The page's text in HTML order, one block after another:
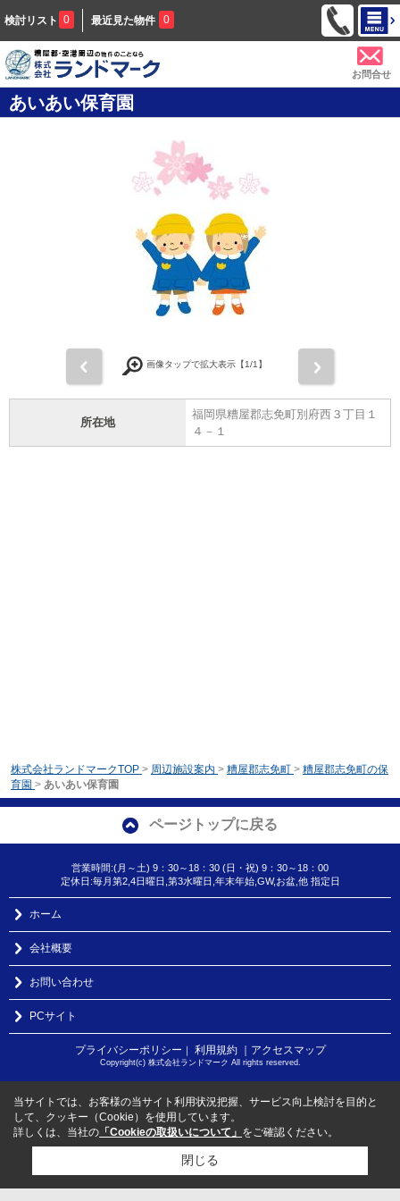
検討リスト 0 最近見た物件 0
お問合せ
あいあい保育園
画像タップで拡大表示【1/1】
所在地
福岡県糟屋郡志免町別府西３丁目１
４－１
株式会社ランドマークTOP > 周辺施設案内 > 糟屋郡志免町 > 糟屋郡志免町の保
育園 > あいあい保育園
ページトップに戻る
営業時間:(月～土) 9：30～18：30 (日・祝) 9：30～18：00
定休日:毎月第2,4日曜日,第3水曜日,年末年始,GW,お盆,他 指定日
ホーム
会社概要
お問い合わせ
PCサイト
プライバシーポリシー ｜ 利用規約 ｜アクセスマップ
Copyright(c) 株式会社ランドマーク All rights reserved.
当サイトでは、お客様の当サイト利用状況把握、サービス向上検討を目的と
して、クッキー（Cookie）を使用しています。
詳しくは、当社の 「Cookieの取扱いについて」 をご確認ください。
閉じる